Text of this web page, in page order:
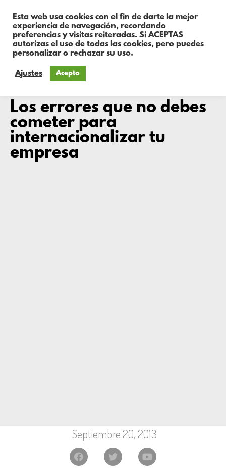
Los errores que no debes
cometer para
internacionalizar tu
empresa
Septiembre 20, 2013
Esta web usa cookies con el fin de darte la mejor
experiencia de navegación, recordando
preferencias y visitas reiteradas. Si ACEPTAS
autorizas el uso de todas las cookies, pero puedes
personalizar o rechazar su uso.
Ajustes Acepto